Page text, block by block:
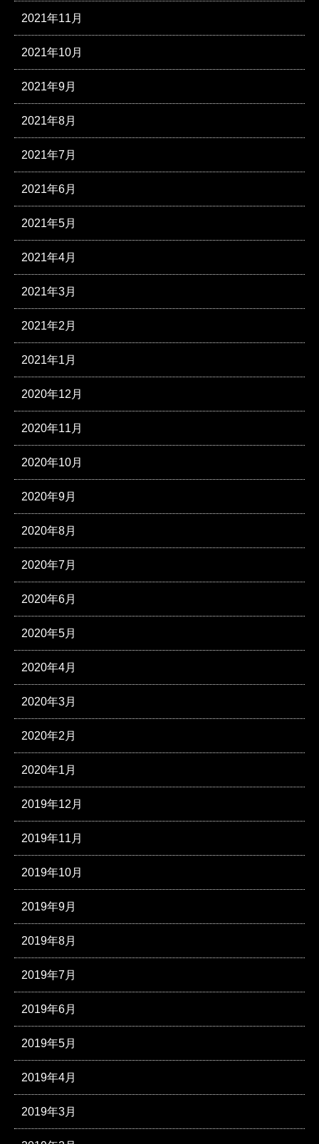
2021年11月
2021年10月
2021年9月
2021年8月
2021年7月
2021年6月
2021年5月
2021年4月
2021年3月
2021年2月
2021年1月
2020年12月
2020年11月
2020年10月
2020年9月
2020年8月
2020年7月
2020年6月
2020年5月
2020年4月
2020年3月
2020年2月
2020年1月
2019年12月
2019年11月
2019年10月
2019年9月
2019年8月
2019年7月
2019年6月
2019年5月
2019年4月
2019年3月